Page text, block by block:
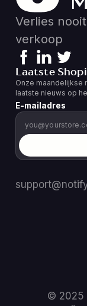
Verlies
verkoop
Laatste
Onze maandelijkse
laatste nieuws op
E-mailadres
© 2025